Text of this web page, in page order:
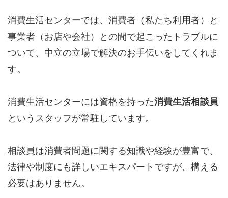
消費生活センターでは、消費者（私たち利用者）と
事業者（お店や会社）との間で起こったトラブルに
ついて、中立の立場で解決のお手伝いをしてくれま
す。
消費生活センターには資格を持った消費生活相談員
というスタッフが常駐しています。
相談員は消費者問題に関する知識や経験が豊富で、
法律や制度にも詳しいエキスパートですが、構える
必要はありません。